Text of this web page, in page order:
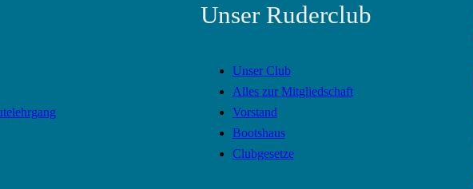
Unser Ruderclub
Unser Club
Alles zur Mitgliedschaft
Vorstand
Bootshaus
Clubgesetze